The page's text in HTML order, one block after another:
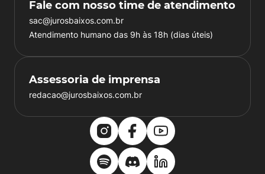
Fale com nosso time de atendimento
sac@jurosbaixos.com.br
Atendimento humano das 9h às 18h (dias úteis)
Assessoria de imprensa
redacao@jurosbaixos.com.br